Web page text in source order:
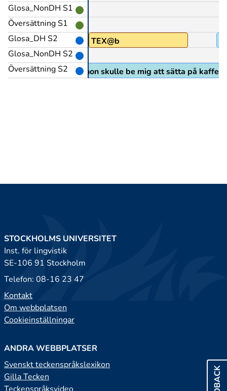
Glosa_NonDH S1
Översättning S1
Glosa_DH S2
Glosa_NonDH S2
Översättning S2
TEX@b
sig så här när hon skulle be mig att sätta på kaffe
STOCKHOLMS UNIVERSITET
Inst. för lingvistik
SE-106 91 Stockholm
Telefon: 08-16 23 47
Kontakt
Om webbplatsen
Cookieinställningar
ANDRA WEBBPLATSER
Svenskt teckenspråkslexikon
Gilla Tecken